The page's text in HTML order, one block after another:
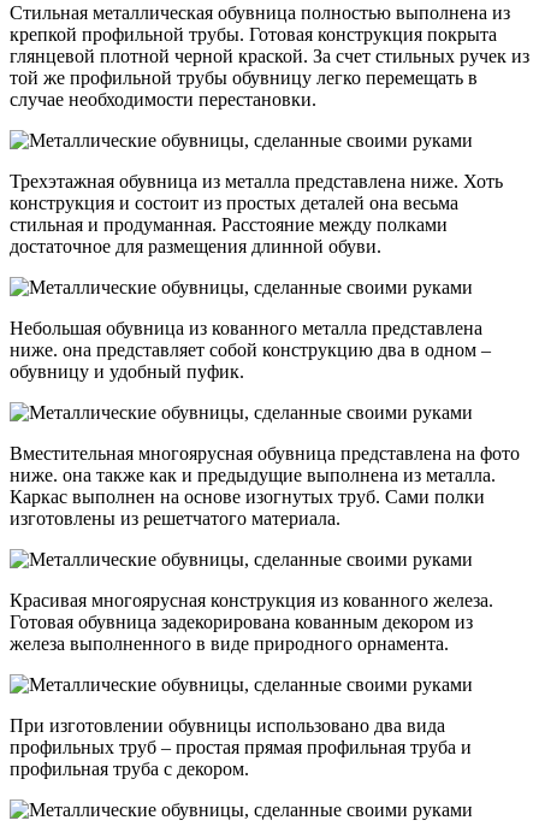
Стильная металлическая обувница полностью выполнена из
крепкой профильной трубы. Готовая конструкция покрыта
глянцевой плотной черной краской. За счет стильных ручек из
той же профильной трубы обувницу легко перемещать в
случае необходимости перестановки.
Трехэтажная обувница из металла представлена ниже. Хоть
конструкция и состоит из простых деталей она весьма
стильная и продуманная. Расстояние между полками
достаточное для размещения длинной обуви.
Небольшая обувница из кованного металла представлена
ниже. она представляет собой конструкцию два в одном –
обувницу и удобный пуфик.
Вместительная многоярусная обувница представлена на фото
ниже. она также как и предыдущие выполнена из металла.
Каркас выполнен на основе изогнутых труб. Сами полки
изготовлены из решетчатого материала.
Красивая многоярусная конструкция из кованного железа.
Готовая обувница задекорирована кованным декором из
железа выполненного в виде природного орнамента.
При изготовлении обувницы использовано два вида
профильных труб – простая прямая профильная труба и
профильная труба с декором.